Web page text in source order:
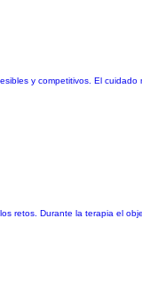
y competitivos. El cuidado
retos. Durante la terapia el